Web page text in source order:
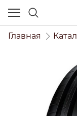
Главная